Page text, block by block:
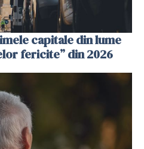
capitale din lume
fericite” din 2026